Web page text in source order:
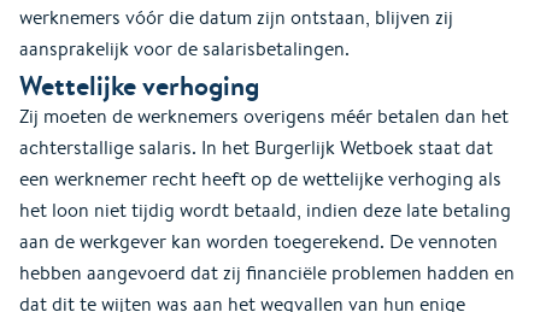
werknemers vóór die datum zijn ontstaan, blijven zij
aansprakelijk voor de salarisbetalingen.
Wettelijke verhoging
Zij moeten de werknemers overigens méér betalen dan het
achterstallige salaris. In het Burgerlijk Wetboek staat dat
een werknemer recht heeft op de wettelijke verhoging als
het loon niet tijdig wordt betaald, indien deze late betaling
aan de werkgever kan worden toegerekend. De vennoten
hebben aangevoerd dat zij financiële problemen hadden en
dat dit te wijten was aan het wegvallen van hun enige